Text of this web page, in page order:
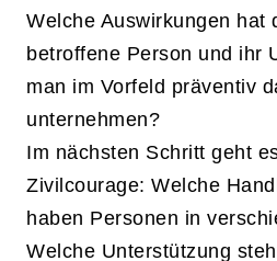
Welche Auswirkungen hat
betroffene Person und ihr
man im Vorfeld präventiv
unternehmen?
Im nächsten Schritt geht
Zivilcourage: Welche
haben Personen in
Welche Unterstützung